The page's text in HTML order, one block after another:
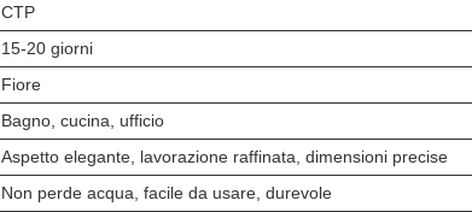
CTP
15-20 giorni
Fiore
Bagno, cucina, ufficio
Aspetto elegante, lavorazione raffinata, dimensioni precise
Non perde acqua, facile da usare, durevole